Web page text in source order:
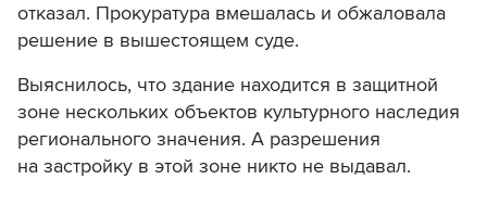
отказал. Прокуратура вмешалась и обжаловала
решение в вышестоящем суде.
Выяснилось, что здание находится в защитной
зоне нескольких объектов культурного наследия
регионального значения. А разрешения
на застройку в этой зоне никто не выдавал.